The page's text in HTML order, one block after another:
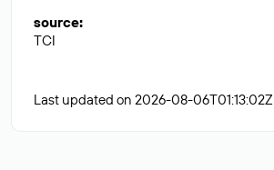
source:
TCI
Last updated on 2026-08-06T01:13:02Z